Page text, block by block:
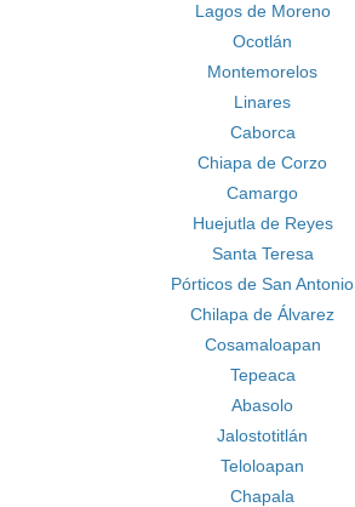
Lagos de Moreno
Ocotlán
Montemorelos
Linares
Caborca
Chiapa de Corzo
Camargo
Huejutla de Reyes
Santa Teresa
Pórticos de San Antonio
Chilapa de Álvarez
Cosamaloapan
Tepeaca
Abasolo
Jalostotitlán
Teloloapan
Chapala